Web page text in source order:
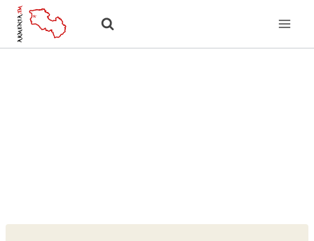
Перейти